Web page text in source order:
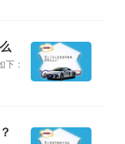
下：